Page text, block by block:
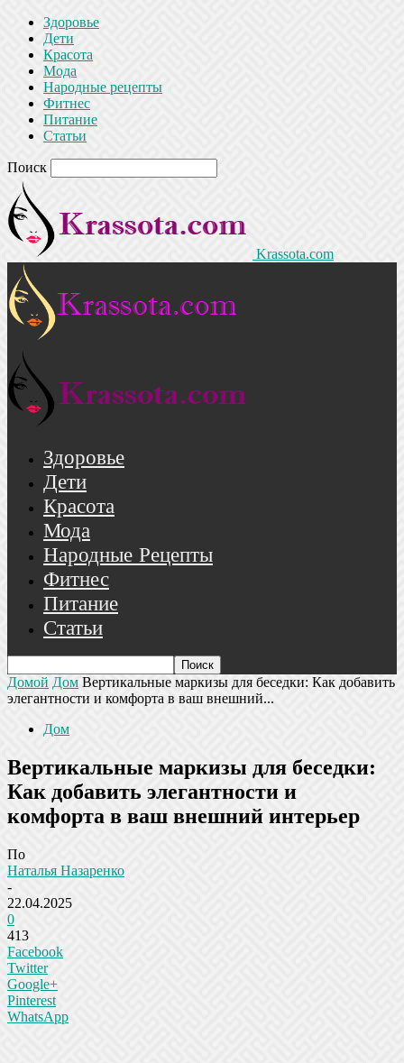
Здоровье
Дети
Красота
Мода
Народные рецепты
Фитнес
Питание
Статьи
Поиск
Krassota.com
Здоровье
Дети
Красота
Мода
Народные Рецепты
Фитнес
Питание
Статьи
Домой Дом Вертикальные маркизы для беседки: Как добавить
элегантности и комфорта в ваш внешний...
Дом
Вертикальные маркизы для беседки:
Как добавить элегантности и
комфорта в ваш внешний интерьер
По
Наталья Назаренко
-
22.04.2025
0
413
Facebook
Twitter
Google+
Pinterest
WhatsApp